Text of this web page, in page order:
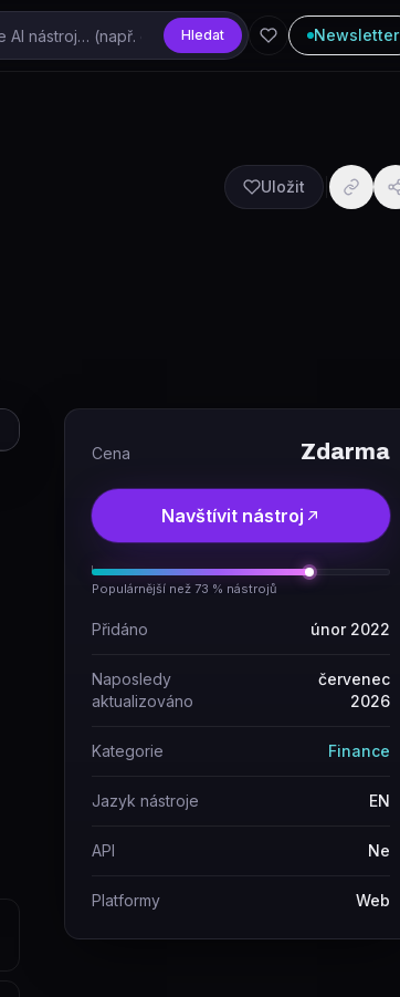
Hledat Newsletter
Uložit
Cena Zdarma
Navštívit nástroj
Populárnější než 73 % nástrojů
Přidáno únor 2022
Naposledy
aktualizováno
červenec
2026
Kategorie Finance
Jazyk nástroje EN
API Ne
Platformy Web